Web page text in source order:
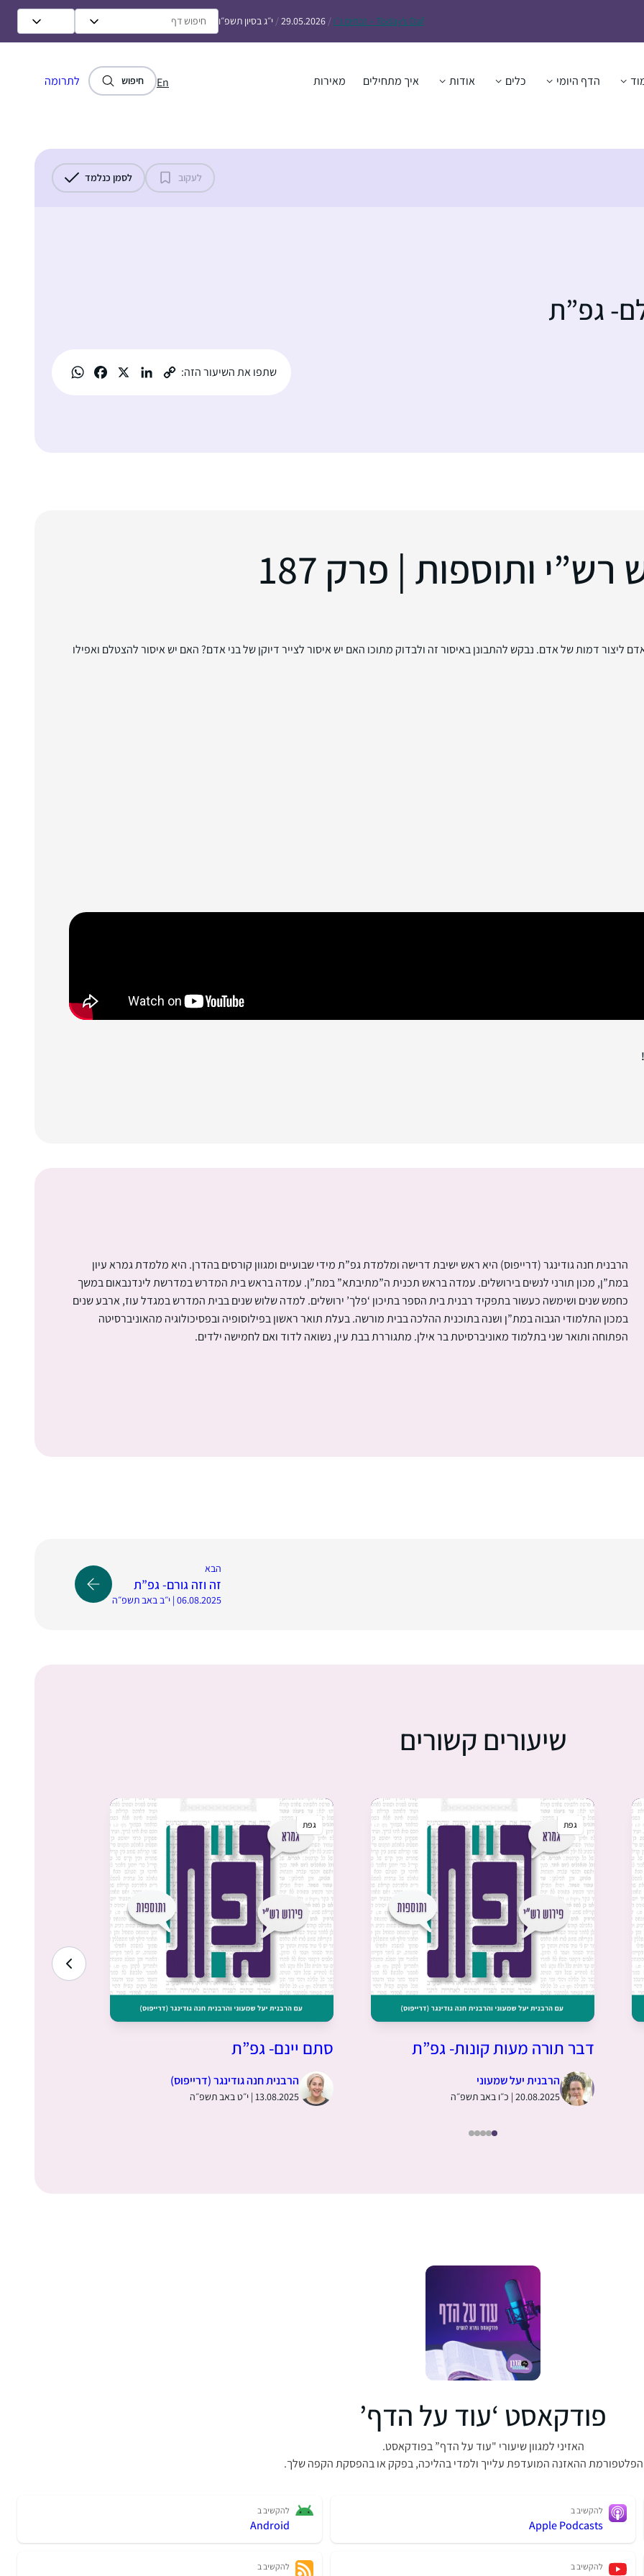
Today’s Daf – זבחים נ״ו /
29.05.2026
/ י״ג בסיון תשפ״ו
הדף היומי כלים אודות איך מתחילים מאירות En חיפוש לתרומה
לעקוב לסמן כנלמד
גפ”ת
שתפו את השיעור הזה:
ותוספות | פרק 187
ליצור דמות של אדם. נבקש להתבונן באיסור זה ולבדוק מתוכו האם יש איסור לצייר דיוקן של בני אדם? האם יש איסור להצטלם ואפילו
הרבנית חנה גודינגר (דרייפוס) היא ראש ישיבת דרישה ומלמדת גפ”ת מידי שבועיים ומגוון קורסים בהדרן. היא מלמדת גמרא עיון
במת”ן, מכון תורני לנשים בירושלים. עמדה בראש תכנית ה”מתיבתא” במת”ן. עמדה בראש בית המדרש במדרשת לינדנבאום במשך
כחמש שנים ושימשה כעשור בתפקיד רבנית בית הספר בתיכון ‘פלך’ ירושלים. למדה שלוש שנים בבית המדרש במגדל עוז, ארבע שנים
במכון התלמודי הגבוה במת”ן ושנה בתוכנית ההלכה בבית מורשה. בעלת תואר ראשון בפילוסופיה ובפסיכולוגיה מהאוניברסיטה
הפתוחה ותואר שני בתלמוד מאוניברסיטת בר אילן. מתגוררת בבת עין, נשואה לדוד ואם לחמישה ילדים.
הבא
זה וזה גורם- גפ”ת
06.08.2025 | י״ב באב תשפ״ה
שיעורים קשורים
גפת
דבר תורה מעות קונות- גפ”ת
הרבנית יעל שמעוני
20.08.2025 | כ״ו באב תשפ״ה
גפת
סתם יינם- גפ”ת
הרבנית חנה גודינגר (דרייפוס)
13.08.2025 | י״ט באב תשפ״ה
פודקאסט ‘עוד על הדף’
האזיני למגוון שיעורי "עוד על הדף” בפודקאסט.
ההאזנה המועדפת עלייך ולמדי בהליכה, בפקק או בהפסקת הקפה שלך.
להקשיב ב
Apple Podcasts
להקשיב ב
Android
להקשיב ב להקשיב ב